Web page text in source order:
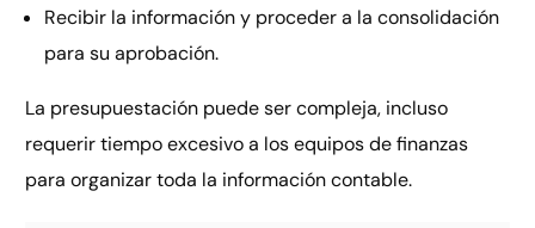
Recibir la información y proceder a la consolidación
para su aprobación.
La presupuestación puede ser compleja, incluso
requerir tiempo excesivo a los equipos de finanzas
para organizar toda la información contable.